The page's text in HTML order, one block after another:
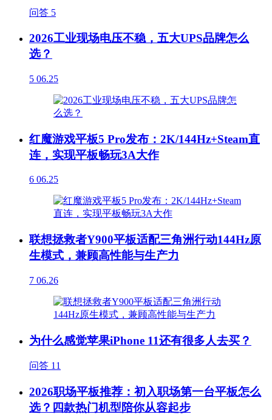
问答 5
2026工业现场电压不稳，五大UPS品牌怎么
选？
5 06.25
红魔游戏平板5 Pro发布：2K/144Hz+Steam直
连，实现平板畅玩3A大作
6 06.25
联想拯救者Y900平板适配三角洲行动144Hz原
生模式，兼顾高性能与生产力
7 06.26
为什么感觉苹果iPhone 11还有很多人去买？
问答 11
2026职场平板推荐：初入职场第一台平板怎么
选？四款热门机型陪你从容起步